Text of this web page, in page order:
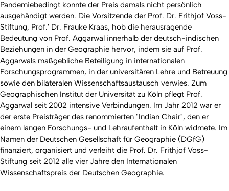
Pandemiebedingt konnte der Preis damals nicht persönlich
ausgehändigt werden. Die Vorsitzende der Prof. Dr. Frithjof Voss-
Stiftung, Prof.' Dr. Frauke Kraas, hob die herausragende
Bedeutung von Prof. Aggarwal innerhalb der deutsch-indischen
Beziehungen in der Geographie hervor, indem sie auf Prof.
Aggarwals maßgebliche Beteiligung in internationalen
Forschungsprogrammen, in der universitären Lehre und Betreuung
sowie den bilateralen Wissenschaftsaustausch verwies. Zum
Geographischen Institut der Universität zu Köln pflegt Prof.
Aggarwal seit 2002 intensive Verbindungen. Im Jahr 2012 war er
der erste Preisträger des renommierten "Indian Chair", den er
einem langen Forschungs- und Lehraufenthalt in Köln widmete. Im
Namen der Deutschen Gesellschaft für Geographie (DGfG)
finanziert, organisiert und verleiht die Prof. Dr. Frithjof Voss-
Stiftung seit 2012 alle vier Jahre den Internationalen
Wissenschaftspreis der Deutschen Geographie.